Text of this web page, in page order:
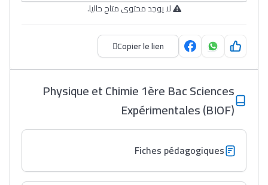
لا يوجد محتوى متاح حاليا.
Copier le lien
Physique et Chimie 1ère Bac Sciences
Expérimentales (BIOF)
Fiches pédagogiques